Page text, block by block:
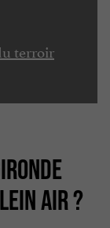
terroir
AIR ?